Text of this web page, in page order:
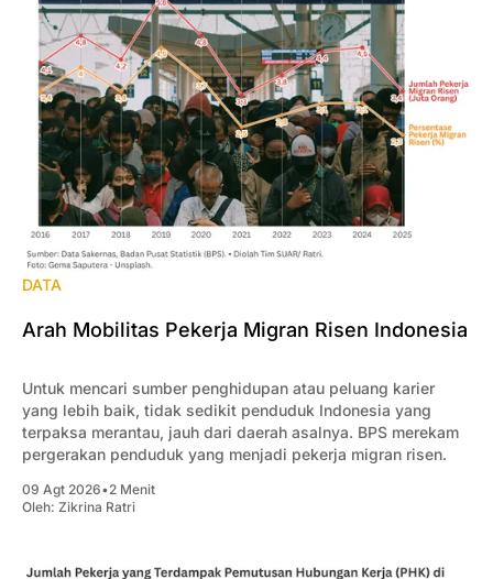
DATA
Arah Mobilitas Pekerja Migran Risen Indonesia
Untuk mencari sumber penghidupan atau peluang karier
yang lebih baik, tidak sedikit penduduk Indonesia yang
terpaksa merantau, jauh dari daerah asalnya. BPS merekam
pergerakan penduduk yang menjadi pekerja migran risen.
09 Agt 2026•2 Menit
Oleh: Zikrina Ratri